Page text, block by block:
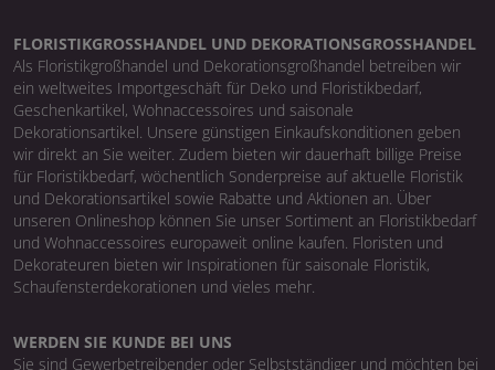
FLORISTIKGROSSHANDEL UND DEKORATIONSGROSSHANDEL
Als Floristikgroßhandel und Dekorationsgroßhandel betreiben wir
ein weltweites Importgeschäft für Deko und Floristikbedarf,
Geschenkartikel, Wohnaccessoires und saisonale
Dekorationsartikel. Unsere günstigen Einkaufskonditionen geben
wir direkt an Sie weiter. Zudem bieten wir dauerhaft billige Preise
für Floristikbedarf, wöchentlich Sonderpreise auf aktuelle Floristik
und Dekorationsartikel sowie Rabatte und Aktionen an. Über
unseren Onlineshop können Sie unser Sortiment an Floristikbedarf
und Wohnaccessoires europaweit online kaufen. Floristen und
Dekorateuren bieten wir Inspirationen für saisonale Floristik,
Schaufensterdekorationen und vieles mehr.
WERDEN SIE KUNDE BEI UNS
Sie sind Gewerbetreibender oder Selbstständiger und möchten bei